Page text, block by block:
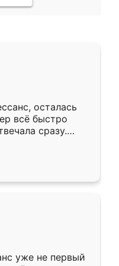
осталась
всё быстро
сразу.
подошёл к
Собрали
даже
уже не первый